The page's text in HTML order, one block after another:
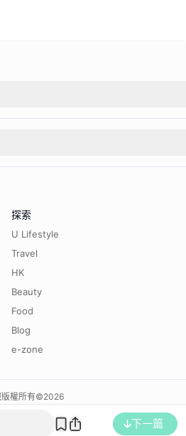
下一篇
探索
U Lifestyle
Travel
HK
Beauty
Food
Blog
e-zone
版權所有©2026